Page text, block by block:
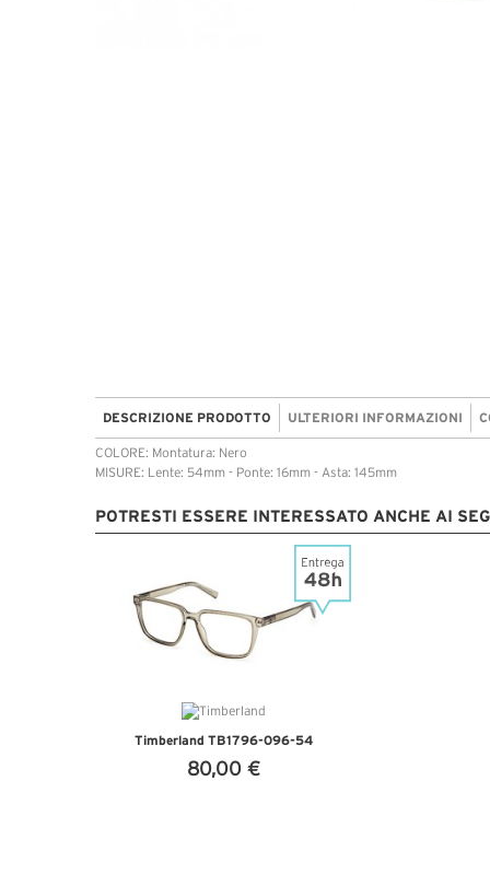
DESCRIZIONE PRODOTTO ULTERIORI INFORMAZIONI
COLORE: Montatura: Nero
MISURE: Lente: 54mm - Ponte: 16mm - Asta: 145mm
POTRESTI ESSERE INTERESSATO ANCHE AI
Timberland TB1796-096-54
80,00 €